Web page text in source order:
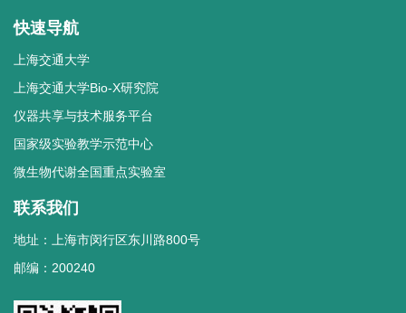
快速导航
上海交通大学
上海交通大学Bio-X研究院
仪器共享与技术服务平台
国家级实验教学示范中心
微生物代谢全国重点实验室
联系我们
地址：上海市闵行区东川路800号
邮编：200240